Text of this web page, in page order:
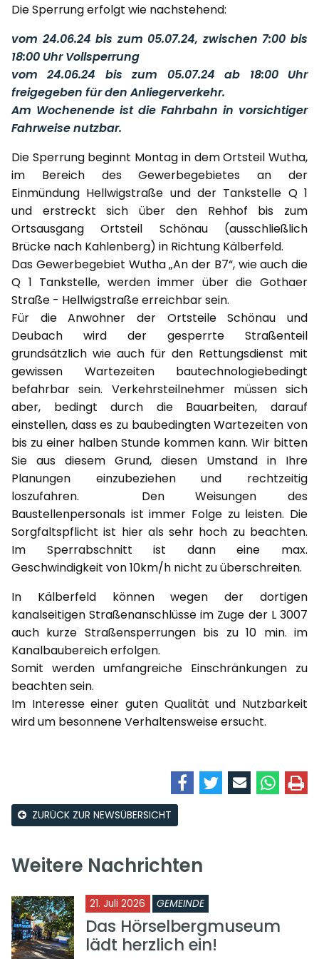
Die Sperrung erfolgt wie nachstehend:
vom 24.06.24 bis zum 05.07.24, zwischen 7:00 bis
18:00 Uhr Vollsperrung
vom 24.06.24 bis zum 05.07.24 ab 18:00 Uhr
freigegeben für den Anliegerverkehr.
Am Wochenende ist die Fahrbahn in vorsichtiger
Fahrweise nutzbar.
Die Sperrung beginnt Montag in dem Ortsteil Wutha,
im Bereich des Gewerbegebietes an der
Einmündung Hellwigstraße und der Tankstelle Q 1
und erstreckt sich über den Rehhof bis zum
Ortsausgang Ortsteil Schönau (ausschließlich
Brücke nach Kahlenberg) in Richtung Kälberfeld.
Das Gewerbegebiet Wutha „An der B7“, wie auch die
Q 1 Tankstelle, werden immer über die Gothaer
Straße - Hellwigstraße erreichbar sein.
Für die Anwohner der Ortsteile Schönau und
Deubach wird der gesperrte Straßenteil
grundsätzlich wie auch für den Rettungsdienst mit
gewissen Wartezeiten bautechnologiebedingt
befahrbar sein. Verkehrsteilnehmer müssen sich
aber, bedingt durch die Bauarbeiten, darauf
einstellen, dass es zu baubedingten Wartezeiten von
bis zu einer halben Stunde kommen kann. Wir bitten
Sie aus diesem Grund, diesen Umstand in Ihre
Planungen einzubeziehen und rechtzeitig
loszufahren. Den Weisungen des
Baustellenpersonals ist immer Folge zu leisten. Die
Sorgfaltspflicht ist hier als sehr hoch zu beachten.
Im Sperrabschnitt ist dann eine max.
Geschwindigkeit von 10km/h nicht zu überschreiten.
In Kälberfeld können wegen der dortigen
kanalseitigen Straßenanschlüsse im Zuge der L 3007
auch kurze Straßensperrungen bis zu 10 min. im
Kanalbaubereich erfolgen.
Somit werden umfangreiche Einschränkungen zu
beachten sein.
Im Interesse einer guten Qualität und Nutzbarkeit
wird um besonnene Verhaltensweise ersucht.
ZURÜCK ZUR NEWSÜBERSICHT
Weitere Nachrichten
21. Juli 2026 GEMEINDE
Das Hörselbergmuseum
lädt herzlich ein!